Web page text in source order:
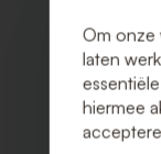
Om onze
laten
hiermee